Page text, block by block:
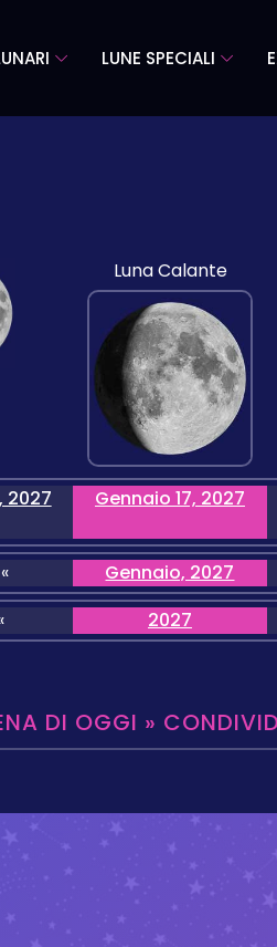
LUNE SPECIALI
Luna Calante
2027
Gennaio 17, 2027
« Gennaio, 2027
2027
DI OGGI »